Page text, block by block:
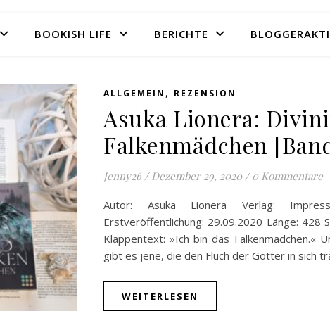
BOOKISH LIFE BERICHTE
ALLGEMEIN , REZENSION
Asuka Lionera:
Falkenmädchen
Jenny26 / Dezember 29, 2020 / 0 Kommentare
Autor: Asuka Lionera Verlag:
Erstveröffentlichung: 29.09.2020 Länge: 428
Klappentext: »Ich bin das Falkenmädchen.«
gibt es jene, die den Fluch der Götter in sich
WEITERLESEN